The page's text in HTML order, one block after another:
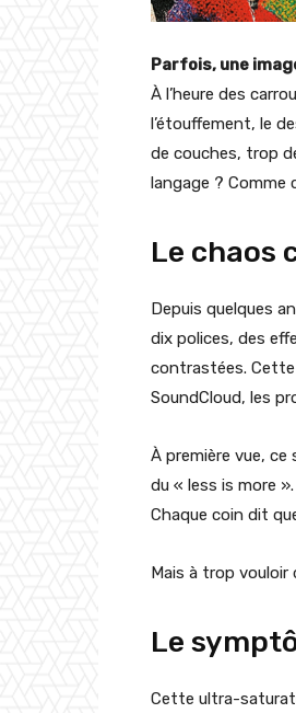
Parfois, une
À l’heure des
l’étouffement, le
de couches, trop
langage ? Comme
Le chaos
Depuis quelques
dix polices, des
contrastées.
SoundCloud, les
À première vue,
du « less is more
Chaque coin dit
Mais à trop
Le
Cette ultra-